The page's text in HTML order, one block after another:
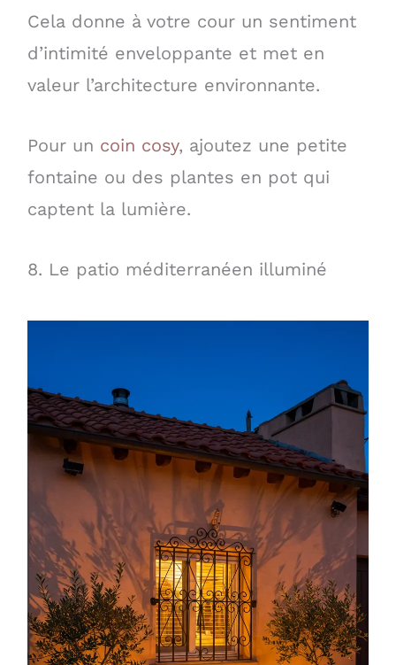
Cela donne à votre cour un sentiment
d’intimité enveloppante et met en
valeur l’architecture environnante.
Pour un coin cosy, ajoutez une petite
fontaine ou des plantes en pot qui
captent la lumière.
8. Le patio méditerranéen illuminé